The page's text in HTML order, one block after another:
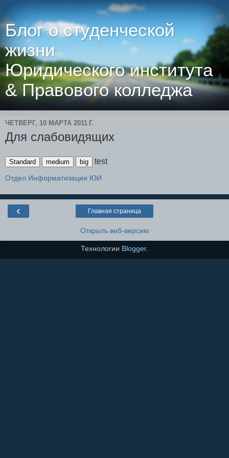
Блог о студенческой
жизни
Юридического института
& Правового колледжа
ЧЕТВЕРГ, 10 МАРТА 2011 Г.
Для слабовидящих
Standard medium big test
Отдел Информатизации ЮИ
‹ Главная страница
Открыть веб-версию
Технологии Blogger.